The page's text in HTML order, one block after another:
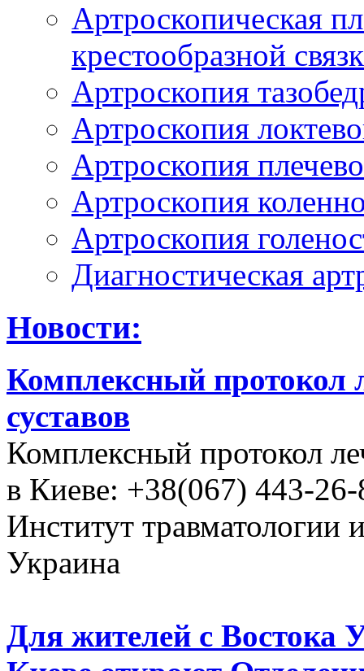
Артроскопическая
крестообразной
Артроскопия
Артроскопия
Артроскопия
Артроскопия
Артроскопия
Диагностическая
Новости:
Комплексный протокол
суставов
Комплексный протокол
в Киеве: +38(067) 443-
Институт
Украина
Для жителей с